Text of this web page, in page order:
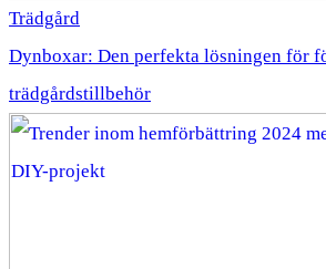
Trädgård
Dynboxar: Den perfekta lösningen för
trädgårdstillbehör